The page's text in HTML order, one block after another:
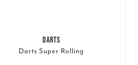
DARTS
Darts Super Rolling